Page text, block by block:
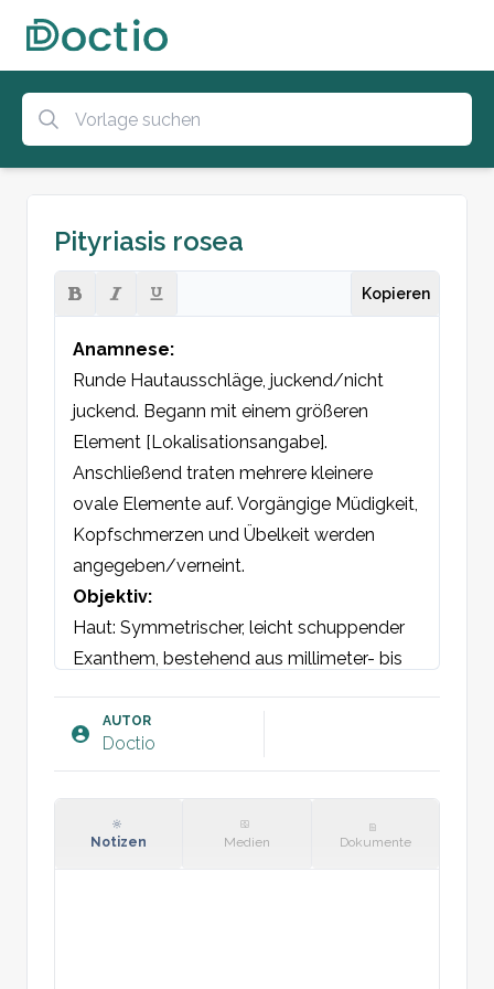
Pityriasis rosea
Kopieren
Anamnese:
Runde Hautausschläge, juckend/nicht
juckend. Begann mit einem größeren
Element [Lokalisationsangabe].
Anschließend traten mehrere kleinere
ovale Elemente auf. Vorgängige Müdigkeit,
Kopfschmerzen und Übelkeit werden
angegeben/verneint.
Objektiv:
Haut: Symmetrischer, leicht schuppender
Exanthem, bestehend aus millimeter- bis
Elementen im T-Shirt-Bereich. Primäre
Medaillon entspricht [Lokalisation].
erwarteter Remission innerhalb von 4-10
AUTOR
Doctio
Notizen Medien Dokumente